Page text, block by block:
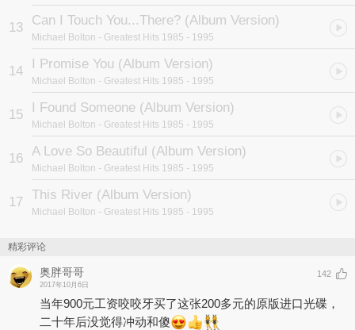
13 Can I Touch You...There? (Album Version)
Michael Bolton - Greatest Hits 1985 - 1995
14 I Promise You (Album Version)
Michael Bolton - Greatest Hits 1985 - 1995
15 I Found Someone (Album Version)
Michael Bolton - Greatest Hits 1985 - 1995
16 A Love So Beautiful (Album Version)
Michael Bolton - Greatest Hits 1985 - 1995
17 This River (Album Version)
Michael Bolton - Greatest Hits 1985 - 1995
精彩评论
奥胖哥哥
2017年10月6日
142
当年900元工资咬咬牙买了这张200多元的原版进口光碟，
二十年后没觉得冲动和傻